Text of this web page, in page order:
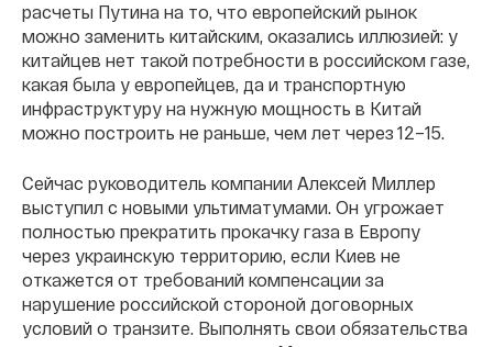
расчеты Путина на то, что европейский рынок
можно заменить китайским, оказались иллюзией: у
китайцев нет такой потребности в российском газе,
какая была у европейцев, да и транспортную
инфраструктуру на нужную мощность в Китай
можно построить не раньше, чем лет через 12–15.
Сейчас руководитель компании Алексей Миллер
выступил с новыми ультиматумами. Он угрожает
полностью прекратить прокачку газа в Европу
через украинскую территорию, если Киев не
откажется от требований компенсации за
нарушение российской стороной договорных
условий о транзите. Выполнять свои обязательства